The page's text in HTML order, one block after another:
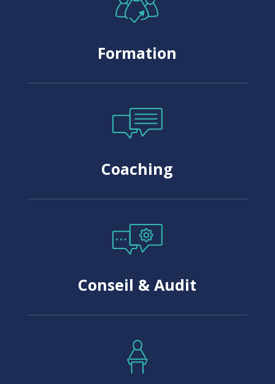
Formation
Coaching
Conseil & Audit